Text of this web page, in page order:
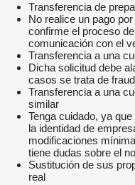
Transferencia de
No realice un pago
confirme el proceso
comunicación con el
Transferencia a una
Dicha solicitud debe
casos se trata de
Transferencia a una
similar
Tenga cuidado, ya
la identidad de
modificaciones
tiene dudas sobre el
Sustitución de sus
real